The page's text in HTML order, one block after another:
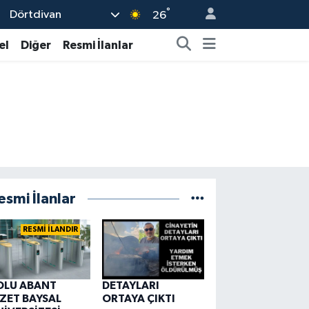
Dörtdivan 26°
Diğer Resmi İlanlar
İlanlar
RESMİ İLANDIR
ABANT
BAYSAL
DETAYLARI
ORTAYA ÇIKTI